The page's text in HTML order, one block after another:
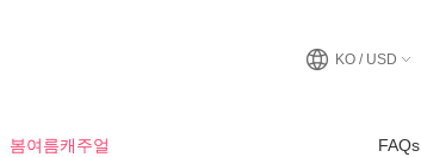
KO / USD
봄여름캐주얼 FAQs